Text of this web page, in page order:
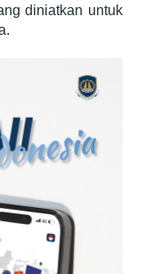
diniatkan untuk